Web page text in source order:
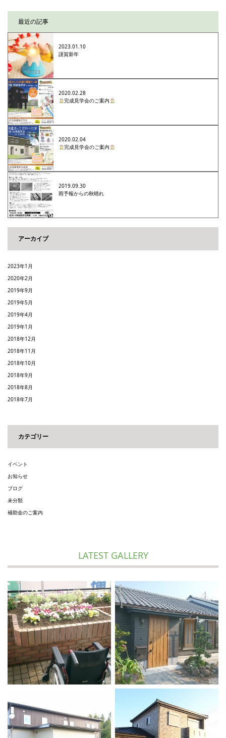
最近の記事
2023.01.10
謹賀新年
2020.02.28
完成見学会のご案内
2020.02.04
完成見学会のご案内
2019.09.30
雨予報からの秋晴れ
アーカイブ
2023年1月
2020年2月
2019年9月
2019年5月
2019年4月
2019年1月
2018年12月
2018年11月
2018年10月
2018年9月
2018年8月
2018年7月
カテゴリー
イベント
お知らせ
ブログ
未分類
補助金のご案内
LATEST GALLERY